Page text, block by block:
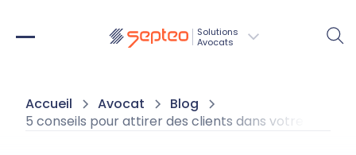
Solutions
Avocats
Accueil Avocat
Blog
5 conseils pour attirer des clients dans votre